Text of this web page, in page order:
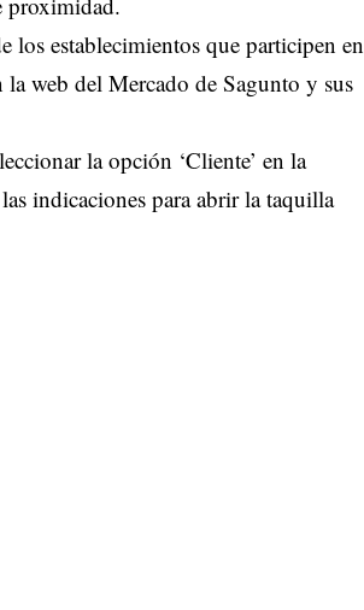
los establecimientos que participen en
web del Mercado de Sagunto y sus
la opción ‘Cliente’ en la
indicaciones para abrir la taquilla